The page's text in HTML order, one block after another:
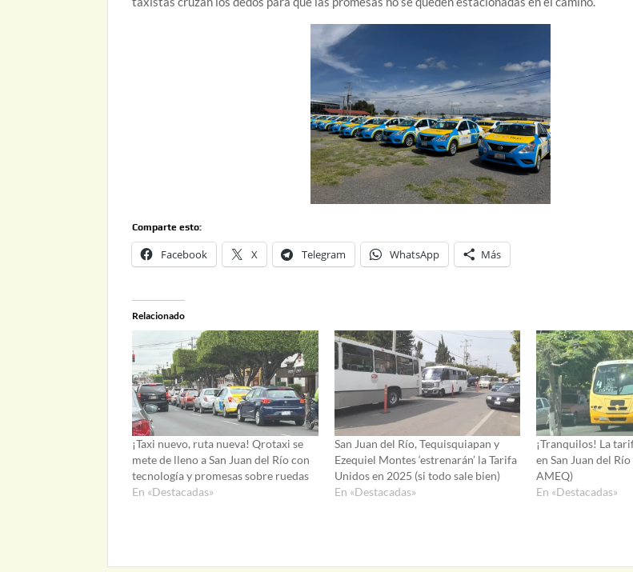
Comparte esto:
Facebook X Telegram WhatsApp Más
Relacionado
¡Taxi nuevo, ruta nueva! Qrotaxi se
mete de lleno a San Juan del Río con
tecnología y promesas sobre ruedas
En «Destacadas»
San Juan del Río, Tequisquiapan y
Ezequiel Montes ‘estrenarán’ la Tarifa
Unidos en 2025 (si todo sale bien)
En «Destacadas»
¡Tranquilos! La
en San Juan del
AMEQ)
En «Destacadas»